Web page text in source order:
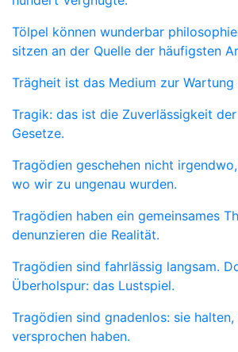
Tölpel können wunderbar
sitzen an der Quelle der häufigsten
Trägheit ist das Medium zur Wartung
Tragik: das ist die Zuverlässigkeit
Gesetze.
Tragödien geschehen nicht
wo wir zu ungenau wurden.
Tragödien haben ein gemeinsames
denunzieren die Realität.
Tragödien sind fahrlässig langsam.
Überholspur: das Lustspiel.
Tragödien sind gnadenlos: sie
versprochen haben.